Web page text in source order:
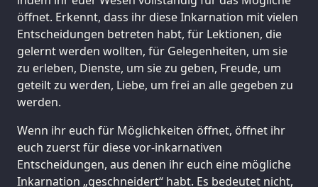
öffnet. Erkennt, dass ihr diese Inkarnation mit vielen
Entscheidungen betreten habt, für Lektionen, die
gelernt werden wollten, für Gelegenheiten, um sie
zu erleben, Dienste, um sie zu geben, Freude, um
geteilt zu werden, Liebe, um frei an alle gegeben zu
werden.
Wenn ihr euch für Möglichkeiten öffnet, öffnet ihr
euch zuerst für diese vor-inkarnativen
Entscheidungen, aus denen ihr euch eine mögliche
Inkarnation „geschneidert“ habt. Es bedeutet nicht,